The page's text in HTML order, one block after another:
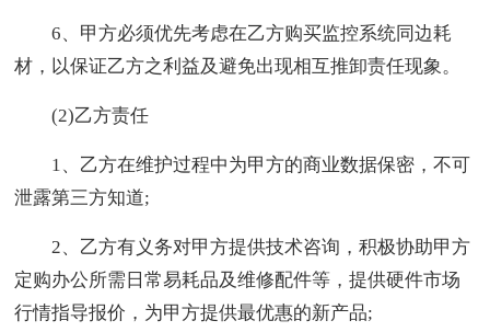
6、甲方必须优先考虑在乙方购买监控系统同边耗
材，以保证乙方之利益及避免出现相互推卸责任现象。
(2)乙方责任
1、乙方在维护过程中为甲方的商业数据保密，不可
泄露第三方知道;
2、乙方有义务对甲方提供技术咨询，积极协助甲方
定购办公所需日常易耗品及维修配件等，提供硬件市场
行情指导报价，为甲方提供最优惠的新产品;